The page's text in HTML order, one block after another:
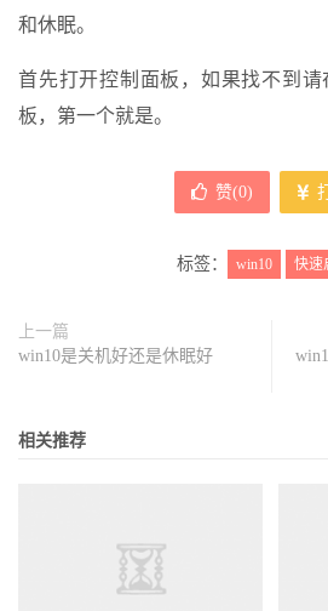
和休眠。
首先打开控制面板，如果找不到
板，第一个就是。
赞(0)
标签： win10 快速
上一篇
win10是关机好还是休眠好
相关推荐